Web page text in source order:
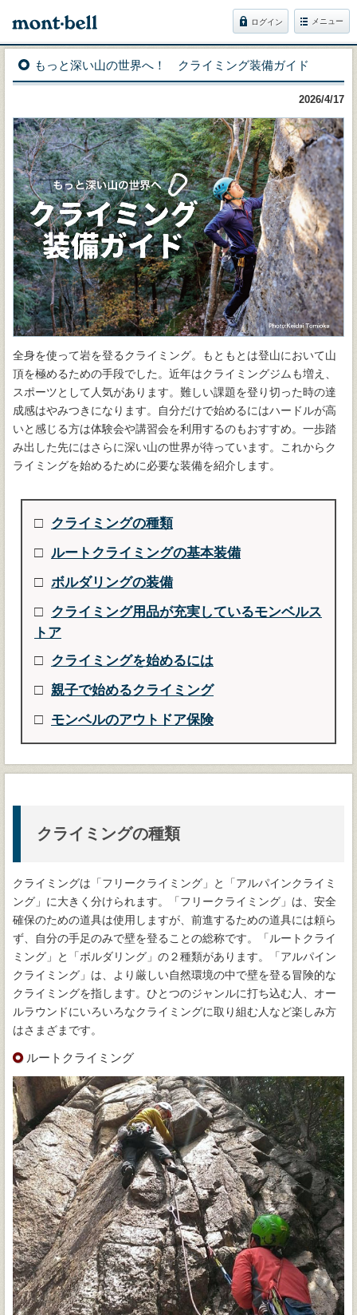
ログイン メニュー
もっと深い山の世界へ！ クライミング装備ガイド
2026/4/17
全身を使って岩を登るクライミング。もともとは登山において山
頂を極めるための手段でした。近年はクライミングジムも増え、
スポーツとして人気があります。難しい課題を登り切った時の達
成感はやみつきになります。自分だけで始めるにはハードルが高
いと感じる方は体験会や講習会を利用するのもおすすめ。一歩踏
み出した先にはさらに深い山の世界が待っています。これからク
ライミングを始めるために必要な装備を紹介します。
クライミングの種類
ルートクライミングの基本装備
ボルダリングの装備
クライミング用品が充実しているモンベルス
トア
クライミングを始めるには
親子で始めるクライミング
モンベルのアウトドア保険
クライミングの種類
クライミングは「フリークライミング」と「アルパインクライミ
ング」に大きく分けられます。「フリークライミング」は、安全
確保のための道具は使用しますが、前進するための道具には頼ら
ず、自分の手足のみで壁を登ることの総称です。「ルートクライ
ミング」と「ボルダリング」の２種類があります。「アルパイン
クライミング」は、より厳しい自然環境の中で壁を登る冒険的な
クライミングを指します。ひとつのジャンルに打ち込む人、オー
ルラウンドにいろいろなクライミングに取り組む人など楽しみ方
はさまざまです。
ルートクライミング